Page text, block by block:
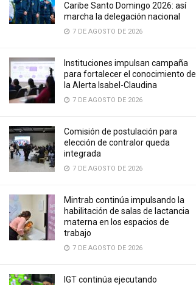
Caribe Santo Domingo 2026: así
marcha la delegación nacional
7 DE AGOSTO DE 2026
Instituciones impulsan campaña
para fortalecer el conocimiento de
la Alerta Isabel-Claudina
7 DE AGOSTO DE 2026
Comisión de postulación para
elección de contralor queda
integrada
7 DE AGOSTO DE 2026
Mintrab continúa impulsando la
habilitación de salas de lactancia
materna en los espacios de
trabajo
7 DE AGOSTO DE 2026
IGT continúa ejecutando